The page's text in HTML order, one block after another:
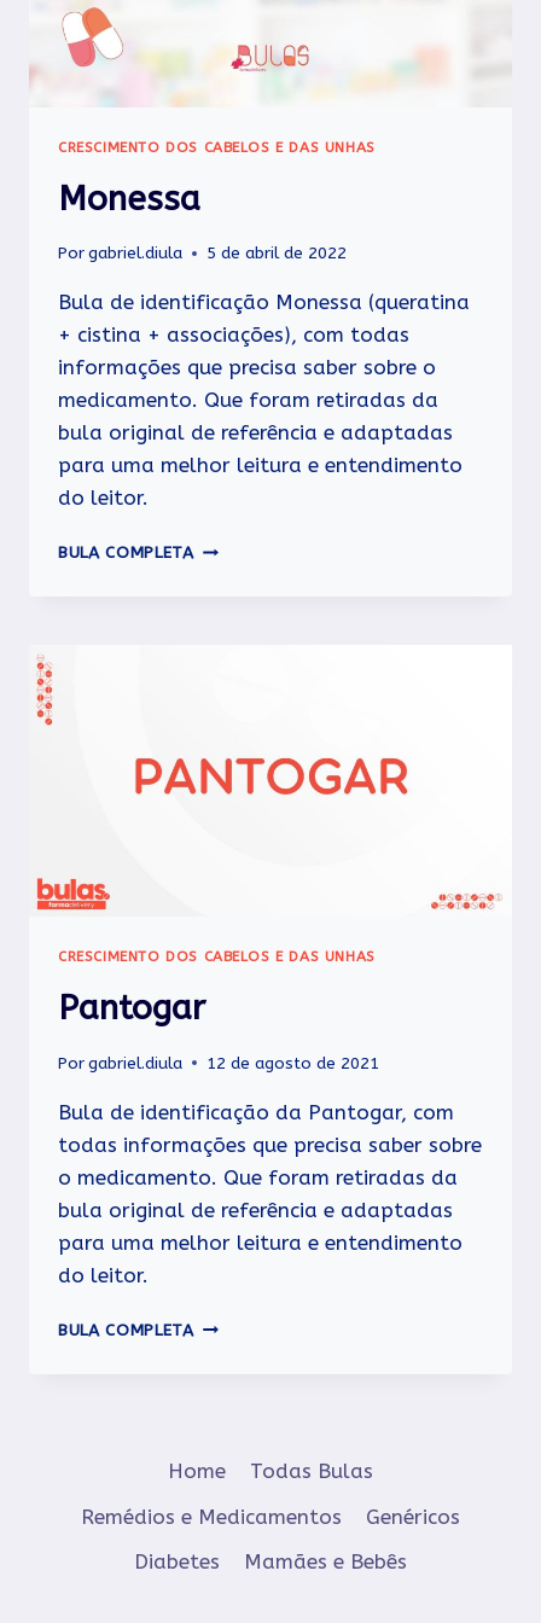
CRESCIMENTO DOS CABELOS E DAS UNHAS
Monessa
Porgabriel.diula 5 de abril de 2022
Bula de identificação Monessa (queratina
+ cistina + associações), com todas
informações que precisa saber sobre o
medicamento. Que foram retiradas da
bula original de referência e adaptadas
para uma melhor leitura e entendimento
do leitor.
BULA COMPLETA MONESSA
CRESCIMENTO DOS CABELOS E DAS UNHAS
Pantogar
Porgabriel.diula 12 de agosto de 2021
Bula de identificação da Pantogar, com
todas informações que precisa saber sobre
o medicamento. Que foram retiradas da
bula original de referência e adaptadas
para uma melhor leitura e entendimento
do leitor.
BULA COMPLETA PANTOGAR
Home
Todas Bulas
Remédios e Medicamentos
Genéricos
Diabetes
Mamães e Bebês